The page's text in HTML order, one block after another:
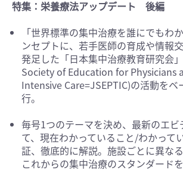
特集：栄養療法アップデート 後編
「世界標準の集中治療を誰にでもわ
ンセプトに、若手医師の育成や情報
発足した「日本集中治療教育研究会
Society of Education for Physicians
Intensive Care=JSEPTIC)の活動をベ
行。
毎号1つのテーマを決め、最新のエビ
て、現在わかっていること/わかって
証、徹底的に解説。施設ごとに異なる
これからの集中治療のスタンダードを